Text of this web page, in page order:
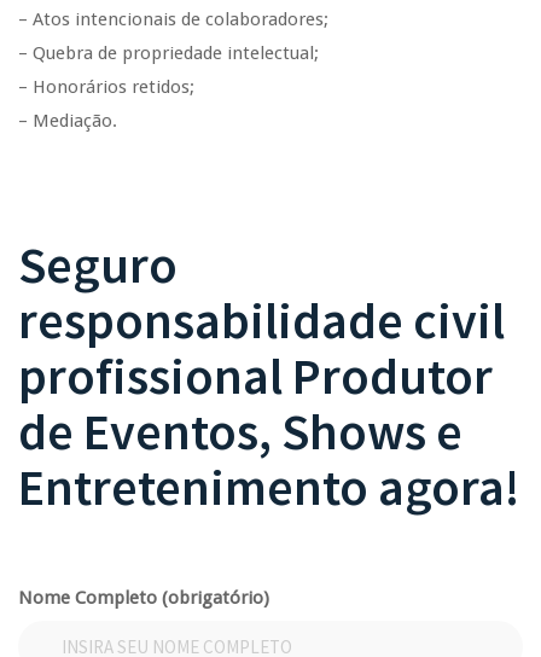
– Atos intencionais de colaboradores;
– Quebra de propriedade intelectual;
– Honorários retidos;
– Mediação.
Seguro
responsabilidade civil
profissional Produtor
de Eventos, Shows e
Entretenimento agora!
Nome Completo (obrigatório)